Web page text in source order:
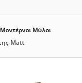
Μοντέρνοι Μύλοι
Matt